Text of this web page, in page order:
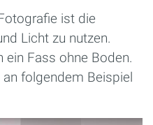
ist die
Licht zu nutzen.
ein Fass ohne Boden.
folgendem Beispiel